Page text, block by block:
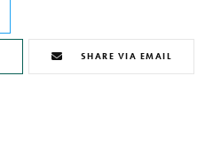
SHARE VIA EMAIL